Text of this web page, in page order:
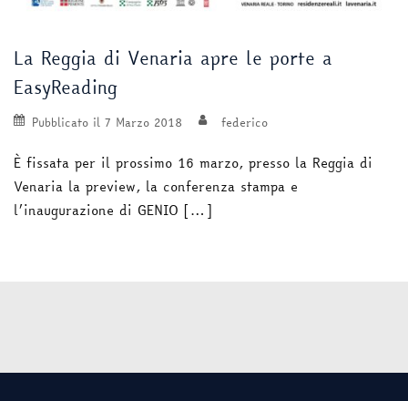
La Reggia di Venaria apre le porte a
EasyReading
Pubblicato il 7 Marzo 2018 federico
È fissata per il prossimo 16 marzo, presso la Reggia di
Venaria la preview, la conferenza stampa e
l’inaugurazione di GENIO […]